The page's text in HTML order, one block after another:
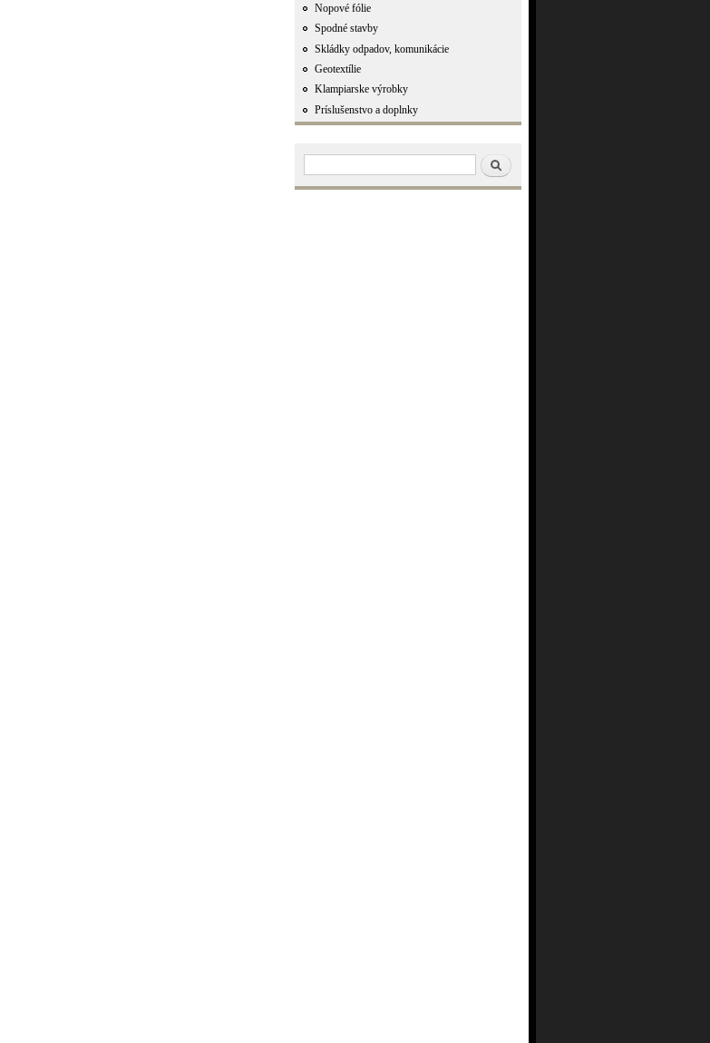
Nopové fólie
Spodné stavby
Skládky odpadov, komunikácie
Geotextílie
Klampiarske výrobky
Príslušenstvo a doplnky
Vyhľadávanie Hľadať